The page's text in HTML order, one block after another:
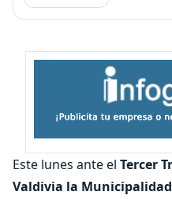
Este lunes ante el Tercer
Valdivia la